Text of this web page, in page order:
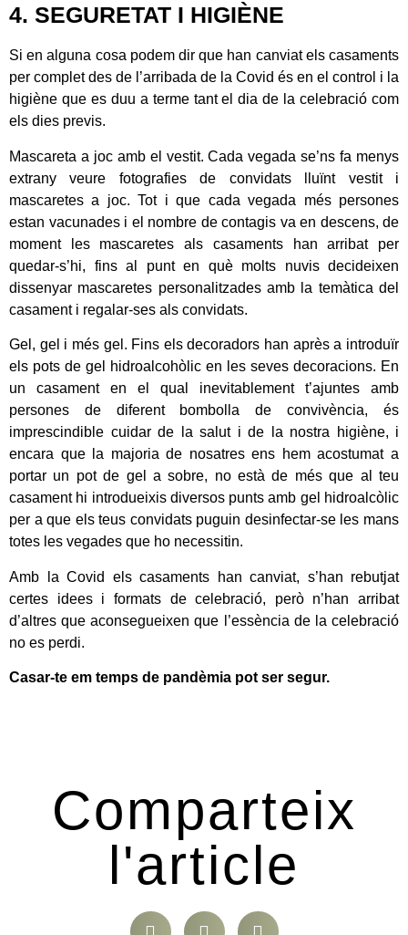
4. SEGURETAT I HIGIÈNE
Si en alguna cosa podem dir que han canviat els casaments
per complet des de l’arribada de la Covid és en el control i la
higiène que es duu a terme tant el dia de la celebració com
els dies previs.
Mascareta a joc amb el vestit. Cada vegada se’ns fa menys
extrany veure fotografies de convidats lluïnt vestit i
mascaretes a joc. Tot i que cada vegada més persones
estan vacunades i el nombre de contagis va en descens, de
moment les mascaretes als casaments han arribat per
quedar-s’hi, fins al punt en què molts nuvis decideixen
dissenyar mascaretes personalitzades amb la temàtica del
casament i regalar-ses als convidats.
Gel, gel i més gel. Fins els decoradors han après a introduïr
els pots de gel hidroalcohòlic en les seves decoracions. En
un casament en el qual inevitablement t’ajuntes amb
persones de diferent bombolla de convivència, és
imprescindible cuidar de la salut i de la nostra higiène, i
encara que la majoria de nosatres ens hem acostumat a
portar un pot de gel a sobre, no està de més que al teu
casament hi introdueixis diversos punts amb gel hidroalcòlic
per a que els teus convidats puguin desinfectar-se les mans
totes les vegades que ho necessitin.
Amb la Covid els casaments han canviat, s’han rebutjat
certes idees i formats de celebració, però n’han arribat
d’altres que aconsegueixen que l’essència de la celebració
no es perdi.
Casar-te em temps de pandèmia pot ser segur.
Comparteix
l'article